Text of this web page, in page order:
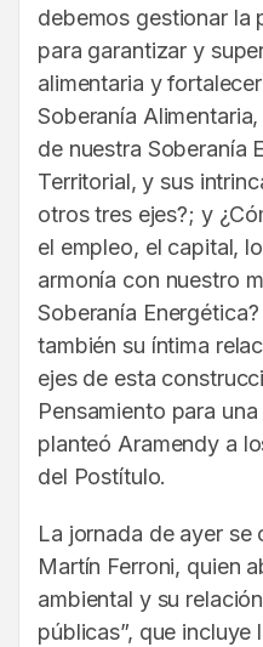
debemos gestionar la
para garantizar y
alimentaria y
Soberanía
de nuestra Soberanía
Territorial, y sus
otros tres ejes?; y
el empleo, el capital,
armonía con nuestro
Soberanía
también su íntima
ejes de esta
Pensamiento para
planteó Aramendy a
del Postítulo.
La jornada de ayer se
Martín Ferroni, quien
ambiental y su
públicas”, que